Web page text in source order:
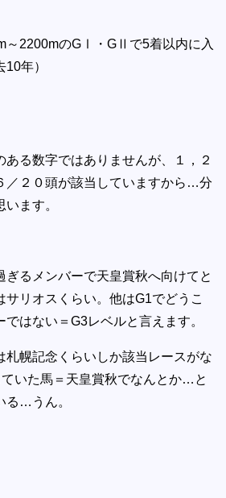
～2200mのGⅠ・GⅡで5着以内に入
年）
ある数字ではありませんが、１，２
／２０頭が該当していますから…分
ます。
ぎるメンバーで天皇賞秋へ向けてと
サリオスくらい。他はG1でどうこ
はない＝G3レベルと言えます。
札幌記念くらいしか該当レースがな
いた馬＝天皇賞秋でなんとか…と
る…うん。